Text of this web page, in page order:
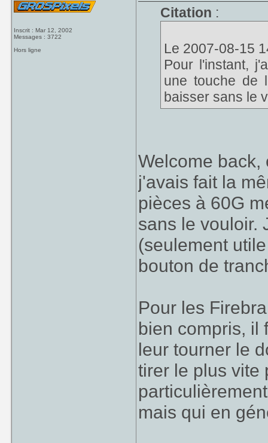
Inscrit : Mar 12, 2002
Messages : 3722
Hors ligne
Citation :
Le 2007-08-15
Pour l'instant,
une touche de
baisser sans le
Welcome
j'avais fait la
pièces à 60G
sans le vouloir.
(seulement
bouton de
Pour les
bien compris, il
leur tourner le
tirer le plus vite
mais qui en